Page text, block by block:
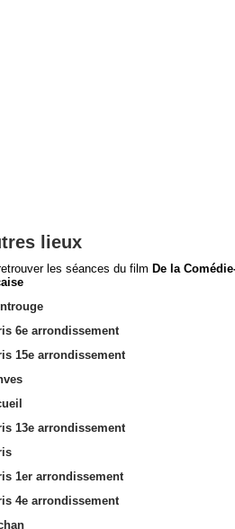
lieux
les séances du film De la
6e arrondissement
15e arrondissement
13e arrondissement
1er arrondissement
4e arrondissement